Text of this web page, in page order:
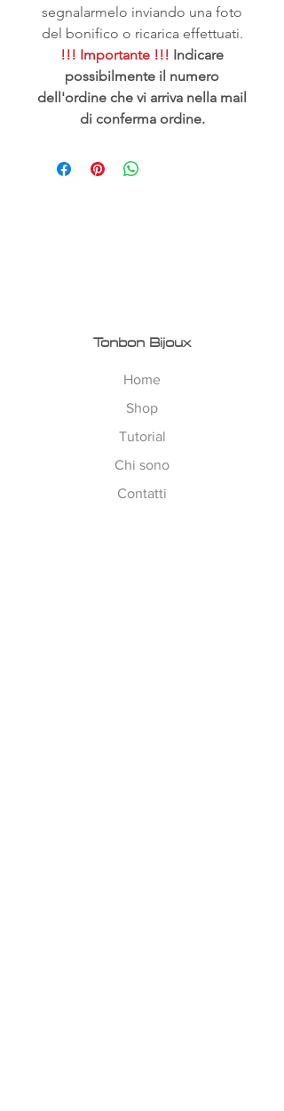
segnalarmelo inviando una foto
del bonifico o ricarica effettuati.
!!! Importante !!! Indicare
possibilmente il numero
dell'ordine che vi arriva nella mail
di conferma ordine.
Tonbon Bijoux
Home
Shop
Tutorial
Chi sono
Contatti